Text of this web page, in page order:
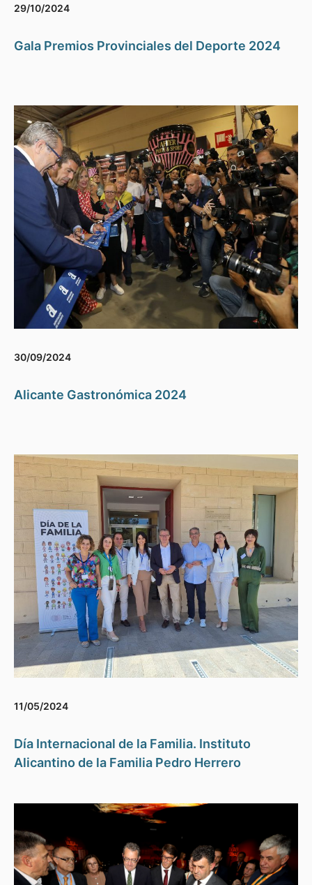
29/10/2024
Gala Premios Provinciales del Deporte 2024
30/09/2024
Alicante Gastronómica 2024
11/05/2024
Día Internacional de la Familia. Instituto
Alicantino de la Familia Pedro Herrero